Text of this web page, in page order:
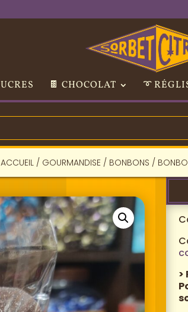
🍫 CHOCOLAT ➰
ACCUEIL / GOURMANDISE / BONBONS /
>